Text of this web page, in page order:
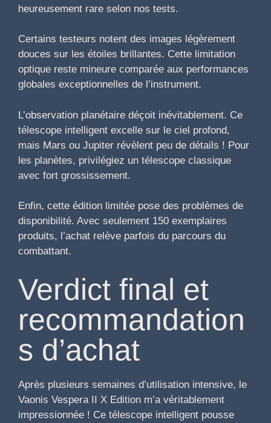
heureusement rare selon nos tests.
Certains testeurs notent des images légèrement
douces sur les étoiles brillantes. Cette limitation
optique reste mineure comparée aux performances
globales exceptionnelles de l’instrument.
L’observation planétaire déçoit inévitablement. Ce
télescope intelligent excelle sur le ciel profond,
mais Mars ou Jupiter révèlent peu de détails ! Pour
les planètes, privilégiez un télescope classique
avec fort grossissement.
Enfin, cette édition limitée pose des problèmes de
disponibilité. Avec seulement 150 exemplaires
produits, l’achat relève parfois du parcours du
combattant.
Verdict final et
recommandation
s d’achat
Après plusieurs semaines d’utilisation intensive, le
Vaonis Vespera II X Edition m’a véritablement
impressionnée ! Ce télescope intelligent pousse